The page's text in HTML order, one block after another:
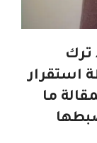
ترك
استقرار
ما